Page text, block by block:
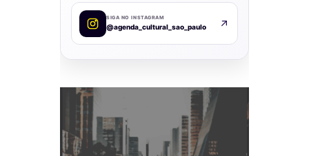
SIGA NO INSTAGRAM
@agenda_cultural_sao_paulo